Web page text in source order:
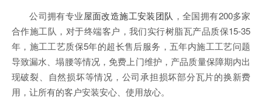
公司拥有专业屋面改造施工安装团队 ，全国拥有200多家
合作施工队，对于终端客户，我们实行树脂瓦产品质保15-35
年，施工工艺质保5年的超长售后服务，五年内施工工艺问题
导致漏水、塌腰等情况，免费上门维护，产品质量保障期内出
现破裂、自然损坏等情况，公司承担损坏部分瓦片的换新费
用，让所有的客户安装安心、使用放心。